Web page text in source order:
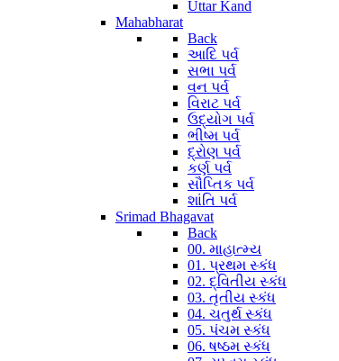
Uttar Kand
Mahabharat
Back
આદિ પર્વ
સભા પર્વ
વન પર્વ
વિરાટ પર્વ
ઉદ્યોગ પર્વ
ભીષ્મ પર્વ
દ્રોણ પર્વ
કર્ણ પર્વ
સૌપ્તિક પર્વ
શાંતિ પર્વ
Srimad Bhagavat
Back
00. માહાત્મ્ય
01. પ્રથમ સ્કંધ
02. દ્વિતીય સ્કંધ
03. તૃતીય સ્કંધ
04. ચતુર્થ સ્કંધ
05. પંચમ સ્કંધ
06. ષષ્ઠમ સ્કંધ